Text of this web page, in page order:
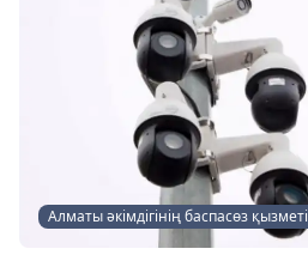
Алматы әкімдігінің баспасөз қызметі